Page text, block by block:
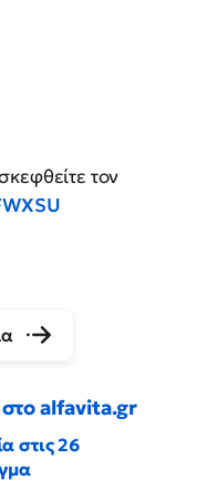
τον
στο alfavita.gr
στις 26